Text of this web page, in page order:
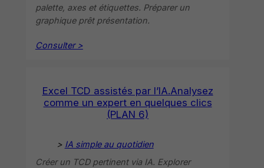
palette, axes et étiquettes. Préparer un
graphique prêt présentation.
Consulter >
Excel TCD assistés par l’IA.Analysez
comme un expert en quelques clics
(PLAN 6)
> IA simple au quotidien
Créer un TCD pertinent via IA. Explorer